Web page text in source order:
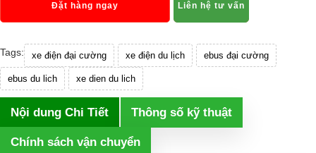
Đặt hàng ngay Liên hệ tư vấn
Tags: xe điện đại cường xe điện du lịch ebus đại cường
ebus du lich xe dien du lich
Nội dung Chi Tiết Thông số kỹ thuật
Chính sách vận chuyển